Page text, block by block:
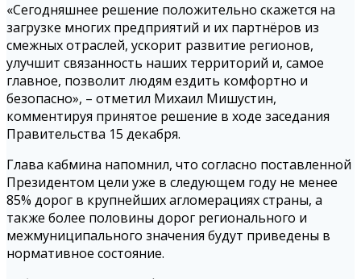
«Сегодняшнее решение положительно скажется на
загрузке многих предприятий и их партнёров из
смежных отраслей, ускорит развитие регионов,
улучшит связанность наших территорий и, самое
главное, позволит людям ездить комфортно и
безопасно», – отметил Михаил Мишустин,
комментируя принятое решение в ходе заседания
Правительства 15 декабря.
Глава кабмина напомнил, что согласно поставленной
Президентом цели уже в следующем году не менее
85% дорог в крупнейших агломерациях страны, а
также более половины дорог регионального и
межмуниципального значения будут приведены в
нормативное состояние.